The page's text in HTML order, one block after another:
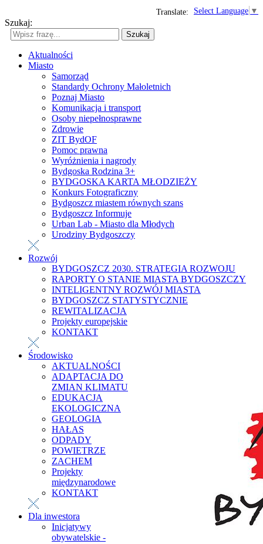
Select Language ▼
Translate:
Szukaj:
Szukaj
Aktualności
Miasto
Samorząd
Standardy Ochrony Małoletnich
Poznaj Miasto
Komunikacja i transport
Osoby niepełnosprawne
Zdrowie
ZIT BydOF
Pomoc prawna
Wyróżnienia i nagrody
Bydgoska Rodzina 3+
BYDGOSKA KARTA MŁODZIEŻY
Konkurs Fotograficzny
Bydgoszcz miastem równych szans
Bydgoszcz Informuje
Urban Lab - Miasto dla Młodych
Urodziny Bydgoszczy
Rozwój
BYDGOSZCZ 2030. STRATEGIA ROZWOJU
RAPORTY O STANIE MIASTA BYDGOSZCZY
INTELIGENTNY ROZWÓJ MIASTA
BYDGOSZCZ STATYSTYCZNIE
REWITALIZACJA
Projekty europejskie
KONTAKT
Środowisko
AKTUALNOŚCI
ADAPTACJA DO
ZMIAN KLIMATU
EDUKACJA
EKOLOGICZNA
GEOLOGIA
HAŁAS
ODPADY
POWIETRZE
ZACHEM
Projekty
międzynarodowe
KONTAKT
Dla inwestora
Inicjatywy
obywatelskie -